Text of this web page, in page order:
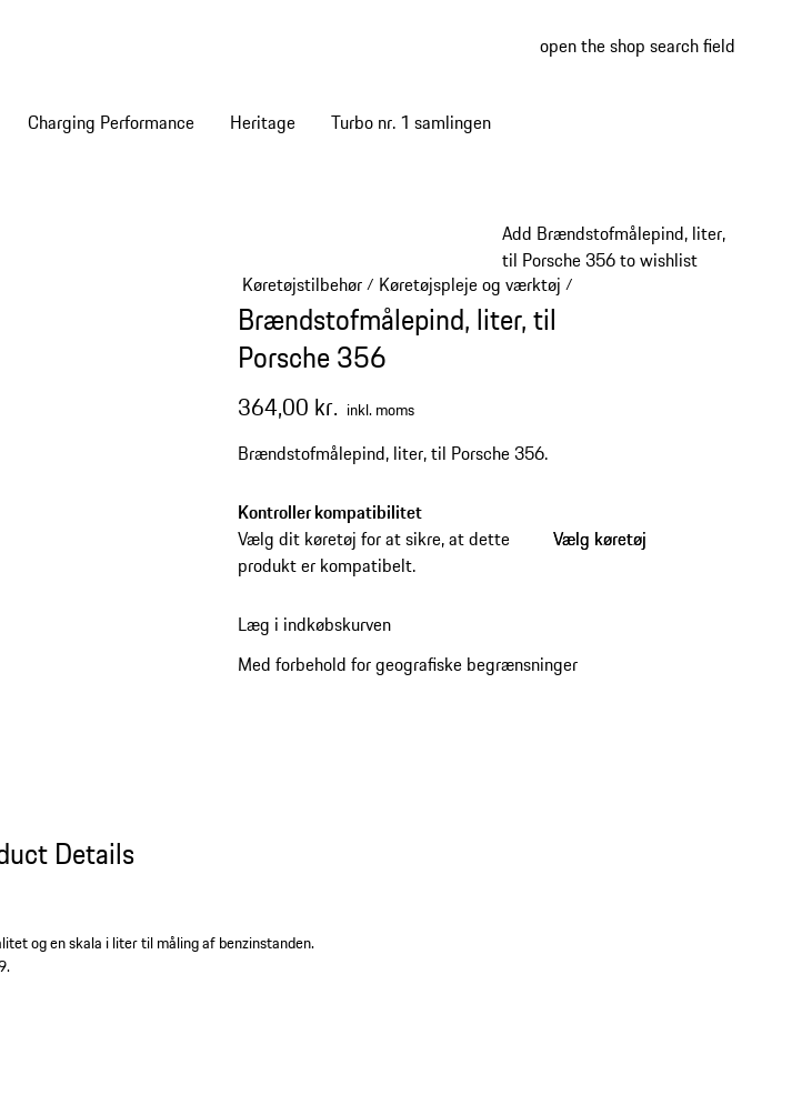
open the shop search field
Charging Performance Heritage Turbo nr. 1 samlingen
Add Brændstofmålepind, liter,
til Porsche 356 to wishlist
Køretøjstilbehør/ Køretøjspleje og værktøj /
Brændstofmålepind, liter, til
Porsche 356
364,00 kr. inkl. moms
Brændstofmålepind, liter, til Porsche 356.
Kontroller kompatibilitet
Vælg dit køretøj for at sikre, at dette
produkt er kompatibelt.
Vælg køretøj
Vælg køretøj
Læg i indkøbskurven
Med forbehold for geografiske begrænsninger
Details
og en skala i liter til måling af benzinstanden.